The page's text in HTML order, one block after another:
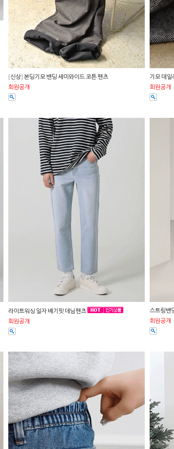
[신상] 본딩기모 밴딩 세미와이드 코튼 팬츠
회원공개
기모 데일
회원공개
라이트워싱 일자 배기핏 데님팬츠
회원공개
스트링밴
회원공개